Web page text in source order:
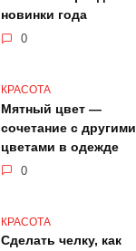
новинки года
0
КРАСОТА
Мятный цвет —
сочетание с другими
цветами в одежде
0
КРАСОТА
Сделать челку, как